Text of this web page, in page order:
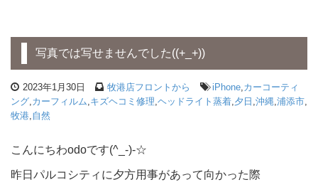
写真では写せませんでした((+_+))
2023年1月30日 牧港店フロントから iPhone,カーコーティ
ング,カーフィルム,キズヘコミ修理,ヘッドライト蒸着,夕日 ,沖縄,浦添市,
牧港,自然
こんにちわodoです(^_-)-☆
昨日パルコシティに夕方用事があって向かった際